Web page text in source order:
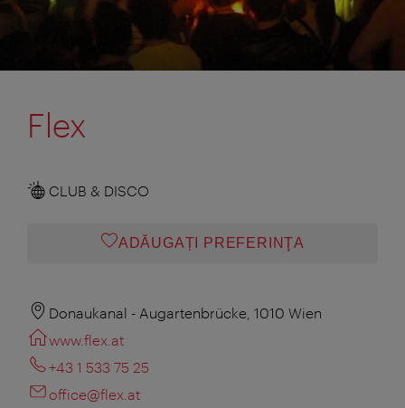
Flex
CLUB & DISCO
ADĂUGAȚI PREFERINŢA
Donaukanal - Augartenbrücke, 1010 Wien
www.flex.at
+43 1 533 75 25
office@flex.at